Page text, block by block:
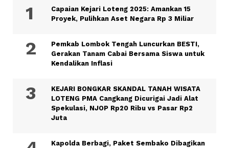
Capaian Kejari Loteng 2025: Amankan 15
Proyek, Pulihkan Aset Negara Rp 3 Miliar
Pemkab Lombok Tengah Luncurkan BESTI,
Gerakan Tanam Cabai Bersama Siswa untuk
Kendalikan Inflasi
KEJARI BONGKAR SKANDAL TANAH WISATA
LOTENG PMA Cangkang Dicurigai Jadi Alat
Spekulasi, NJOP Rp20 Ribu vs Pasar Rp2
Juta
Kapolda Berbagi, Paket Sembako Dibagikan